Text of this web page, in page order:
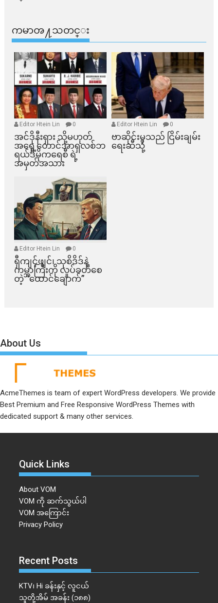
ကမာၻ႔သတင္း
Editor Htein Lin 0
အင်ဒိုနီးရှား သို့မဟုတ်
အရှေ့တောင်အာရှလစ်ဘ
ရယ်ဒီမိုကရေစီ ရဲ့
အမှတ်အသား
Editor Htein Lin 0
ဗာဆိုင်းမှသည် ငြိမ်းချမ်း
ရေးဆီသို့
Editor Htein Lin 0
ရှီကျင့်ဖျင်၊ သုစိဒိဒ်နဲ့
ကမ္ဘာကြီးကို လှုပ်ခတ်စေ
တဲ့ “ထောင်ချောက်”
About Us
AcmeThemes is team of expert WordPress developers. We provide
Best Premium and Free Responsive WordPress Themes with
dedicated support & many other services.
Quick Links
About VOM
VOM ကို ဆက်သွယ်ပါ
VOM အကြောင်း
Privacy Policy
Recent Posts
KTV၊ Hi ခန်းနှင့် လူငယ်
သူတို့အိမ် အခန်း (၁၈၈)